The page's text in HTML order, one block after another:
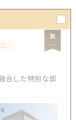
-
合した特別な邸